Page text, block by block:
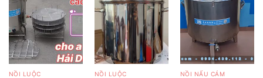
NỒI LUỘC NỒI LUỘC NỒI NẤU CÁM